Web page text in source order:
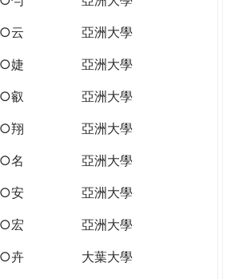
云
亞洲大學
婕
亞洲大學
叡
亞洲大學
翔
亞洲大學
名
亞洲大學
安
亞洲大學
宏
亞洲大學
卉
大葉大學